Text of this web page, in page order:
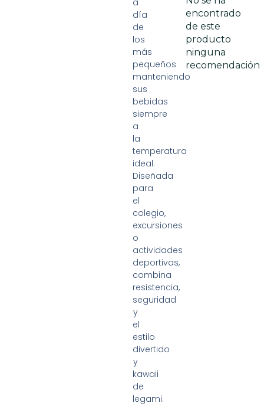
a
día
de
los
más
pequeños
manteniendo
sus
bebidas
siempre
a
la
temperatura
ideal.
Diseñada
para
el
colegio,
excursiones
o
actividades
deportivas,
combina
resistencia,
seguridad
y
el
estilo
divertido
y
kawaii
de
legami.
encontrado
de este
producto
ninguna
recomendación